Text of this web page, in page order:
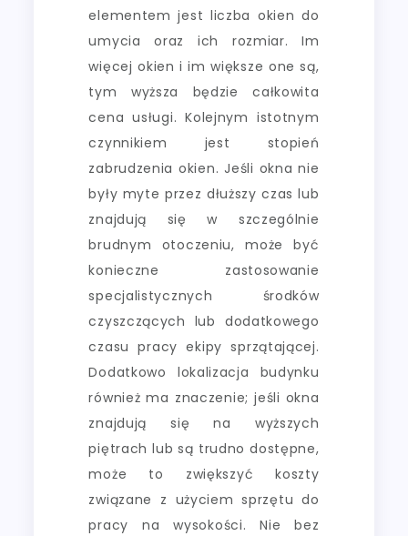
elementem jest liczba okien do
umycia oraz ich rozmiar. Im
więcej okien i im większe one są,
tym wyższa będzie całkowita
cena usługi. Kolejnym istotnym
czynnikiem jest stopień
zabrudzenia okien. Jeśli okna nie
były myte przez dłuższy czas lub
znajdują się w szczególnie
brudnym otoczeniu, może być
konieczne zastosowanie
specjalistycznych środków
czyszczących lub dodatkowego
czasu pracy ekipy sprzątającej.
Dodatkowo lokalizacja budynku
również ma znaczenie; jeśli okna
znajdują się na wyższych
piętrach lub są trudno dostępne,
może to zwiększyć koszty
związane z użyciem sprzętu do
pracy na wysokości. Nie bez